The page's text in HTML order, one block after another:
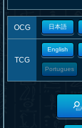
OCG 日本語
TCG
English
Portugues